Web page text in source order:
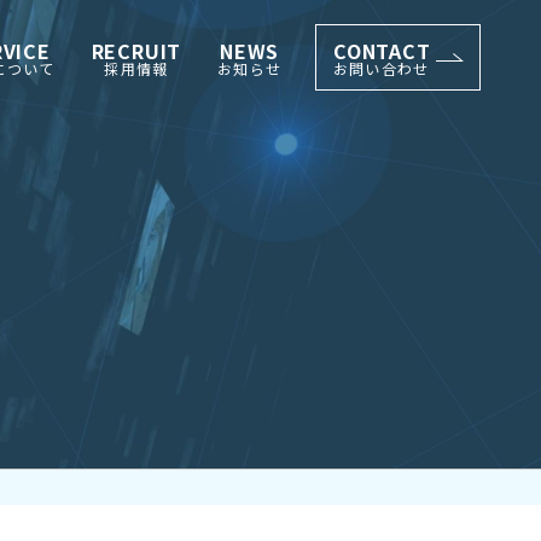
ついて
RECRUIT
採用情報
NEWS
お知らせ
CONTACT
お問い合わせ